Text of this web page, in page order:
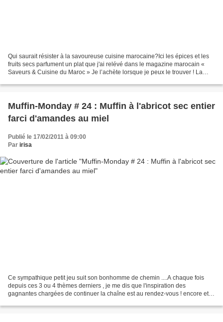
Qui saurait résister à la savoureuse cuisine marocaine?Ici les épices et les
fruits secs parfument un plat que j'ai relévé dans le magazine marocain «
Saveurs & Cuisine du Maroc » Je l’achète lorsque je peux le trouver ! La
Muffin-Monday # 24 : Muffin à l'abricot sec entier
farci d'amandes au miel
Publié le 17/02/2011 à 09:00
Par irisa
Ce sympathique petit jeu suit son bonhomme de chemin ....A chaque fois
depuis ces 3 ou 4 thèmes derniers , je me dis que l'inspiration des
gagnantes chargées de continuer la chaîne est au rendez-vous ! encore et